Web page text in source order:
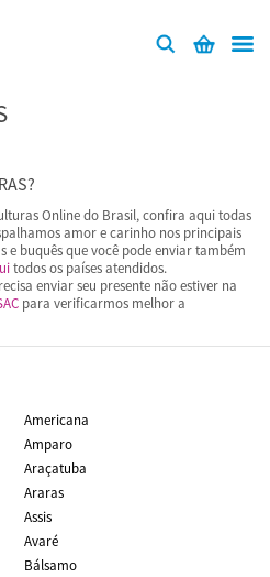
Online do Brasil, confira aqui todas
amor e carinho nos principais
e buquês que você pode enviar também
todos os países atendidos.
enviar seu presente não estiver na
para verificarmos melhor a
Americana
Amparo
Araçatuba
Araras
Assis
Avaré
Bálsamo